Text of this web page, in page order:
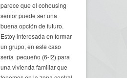
parece que el cohousing
senior puede ser una
buena opción de futuro.
Estoy interesada en formar
un grupo, en este caso
sería pequeño (6-!2) para
una vivienda familiar que